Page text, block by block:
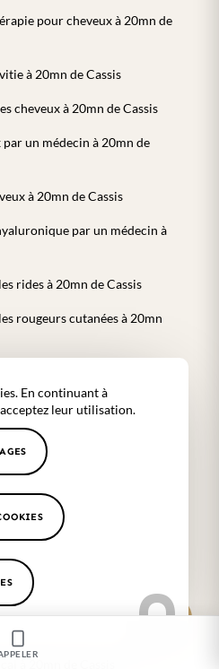
pour cheveux à 20mn de
à 20mn de Cassis
cheveux à 20mn de Cassis
un médecin à 20mn de
à 20mn de Cassis
par un médecin à
rides à 20mn de Cassis
rougeurs cutanées à 20mn
varices à 20mn de Cassis
détatouage à 20mn de Cassis
de Cassis
de Cassis
médicale à 20mn de Cassis
médical à 20mn de Cassis
à 20mn de Cassis
En continuant à
leur utilisation.